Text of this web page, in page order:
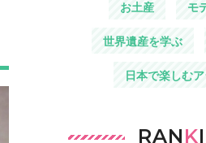
お土産 モ
世界遺産を学ぶ
日本で楽しむ
RANK